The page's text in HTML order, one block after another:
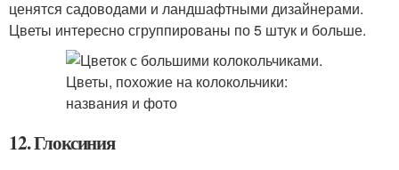
ценятся садоводами и ландшафтными дизайнерами.
Цветы интересно сгруппированы по 5 штук и больше.
12. Глоксиния